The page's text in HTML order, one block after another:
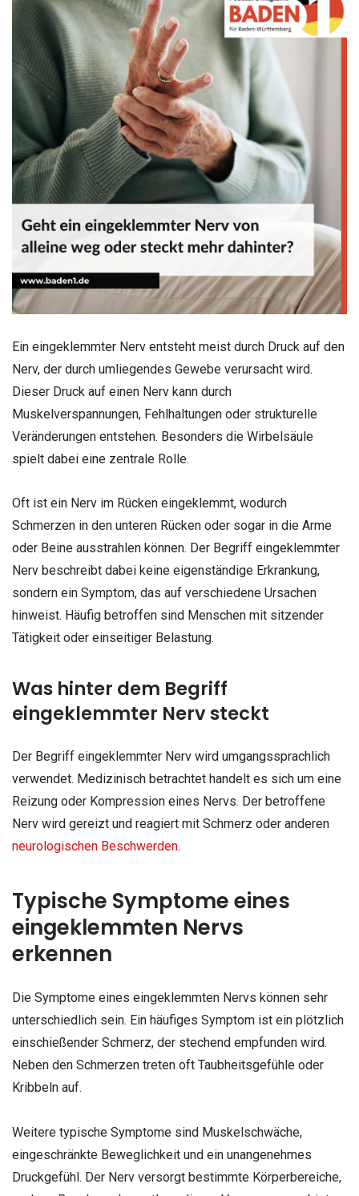
Ein eingeklemmter Nerv entsteht meist durch Druck auf den
Nerv, der durch umliegendes Gewebe verursacht wird.
Dieser Druck auf einen Nerv kann durch
Muskelverspannungen, Fehlhaltungen oder strukturelle
Veränderungen entstehen. Besonders die Wirbelsäule
spielt dabei eine zentrale Rolle.
Oft ist ein Nerv im Rücken eingeklemmt, wodurch
Schmerzen in den unteren Rücken oder sogar in die Arme
oder Beine ausstrahlen können. Der Begriff eingeklemmter
Nerv beschreibt dabei keine eigenständige Erkrankung,
sondern ein Symptom, das auf verschiedene Ursachen
hinweist. Häufig betroffen sind Menschen mit sitzender
Tätigkeit oder einseitiger Belastung.
Was hinter dem Begriff
eingeklemmter Nerv steckt
Der Begriff eingeklemmter Nerv wird umgangssprachlich
verwendet. Medizinisch betrachtet handelt es sich um eine
Reizung oder Kompression eines Nervs. Der betroffene
Nerv wird gereizt und reagiert mit Schmerz oder anderen
neurologischen Beschwerden.
Typische Symptome eines
eingeklemmten Nervs
erkennen
Die Symptome eines eingeklemmten Nervs können sehr
unterschiedlich sein. Ein häufiges Symptom ist ein plötzlich
einschießender Schmerz, der stechend empfunden wird.
Neben den Schmerzen treten oft Taubheitsgefühle oder
Kribbeln auf.
Weitere typische Symptome sind Muskelschwäche,
eingeschränkte Beweglichkeit und ein unangenehmes
Druckgefühl. Der Nerv versorgt bestimmte Körperbereiche,